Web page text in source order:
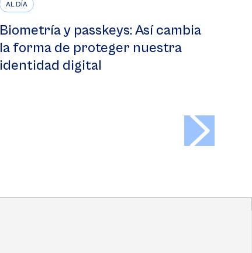
AL DÍA
Biometría y passkeys: Así cambia
la forma de proteger nuestra
identidad digital